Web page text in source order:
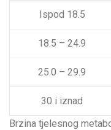
Ispod 18.5
18.5 – 24.9
25.0 – 29.9
30 i iznad
Brzina tjelesnog